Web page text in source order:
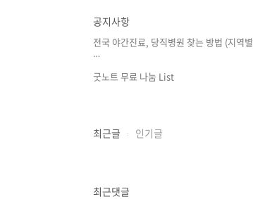
공지사항
전국 야간진료, 당직병원 찾는 방법 (지역별
⋯
굿노트 무료 나눔 List
최근글 인기글
최근댓글